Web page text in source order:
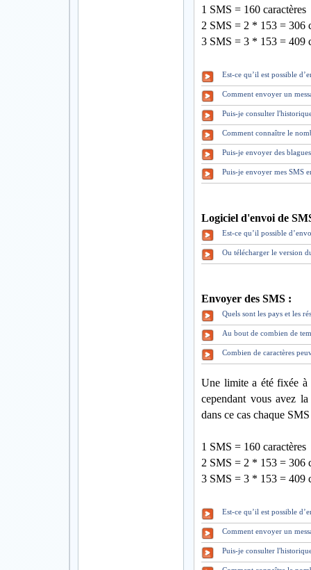
1 SMS = 160 caractères
2 SMS = 2 * 153 = 306
3 SMS = 3 * 153 = 409
Est-ce qu’il est possible
Comment envoyer un
Puis-je consulter
Comment connaître le
Puis-je envoyer des
Puis-je envoyer mes SMS
Logiciel d'envoi de
Est-ce qu’il possible
Ou télécharger le version
Envoyer des SMS :
Quels sont les pays et les
Au bout de combien de
Combien de caractères
Une limite a été fixée à
cependant vous avez
dans ce cas chaque
1 SMS = 160 caractères
2 SMS = 2 * 153 = 306
3 SMS = 3 * 153 = 409
Est-ce qu’il est possible
Comment envoyer un
Puis-je consulter